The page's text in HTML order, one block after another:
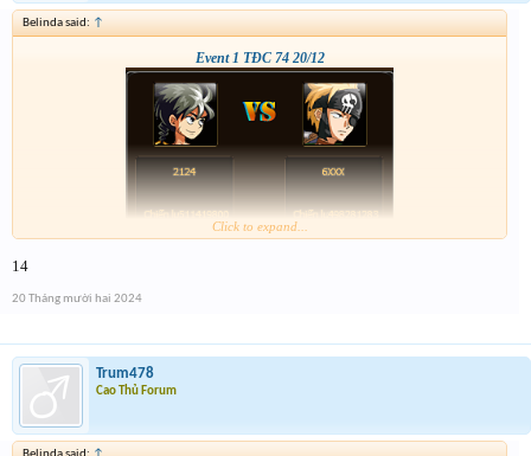
Belinda said: ↑
Event 1 TĐC 74 20/12
Click to expand...
14
20 Tháng mười hai 2024
Trum478
Cao Thủ Forum